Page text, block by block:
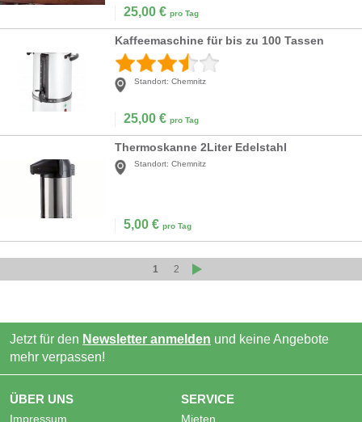
25,00 € pro Tag
Kaffeemaschine für bis zu 100 Tassen
Standort: Chemnitz
25,00 € pro Tag
Thermoskanne 2Liter Edelstahl
Standort: Chemnitz
5,00 € pro Tag
1 2
Jetzt für den Newsletter anmelden und keine Angebote
mehr verpassen!
ÜBER UNS
Impressum
SERVICE
Mieten